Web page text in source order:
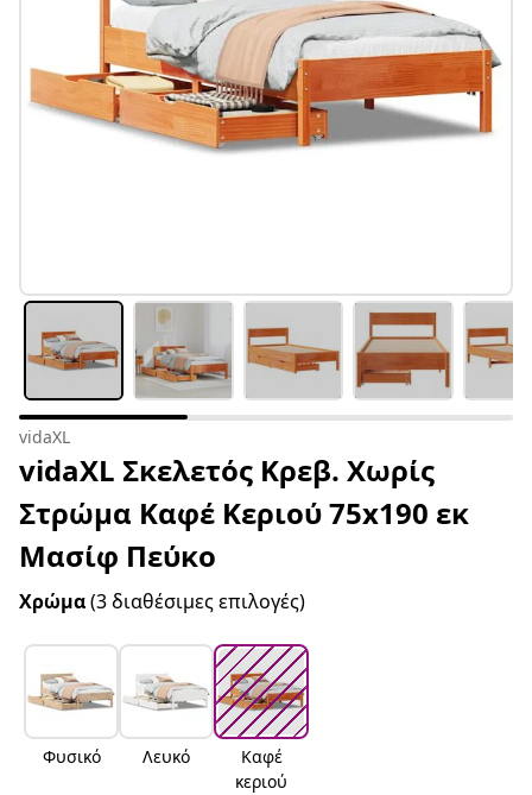
vidaXL
vidaXL Σκελετός Κρεβ. Χωρίς
Στρώμα Καφέ Κεριού 75x190 εκ
Μασίφ Πεύκο
Χρώμα(3 διαθέσιμες επιλογές)
Φυσικό Λευκό
Καφέ
κεριού